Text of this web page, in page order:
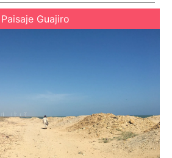
Paisaje Guajiro